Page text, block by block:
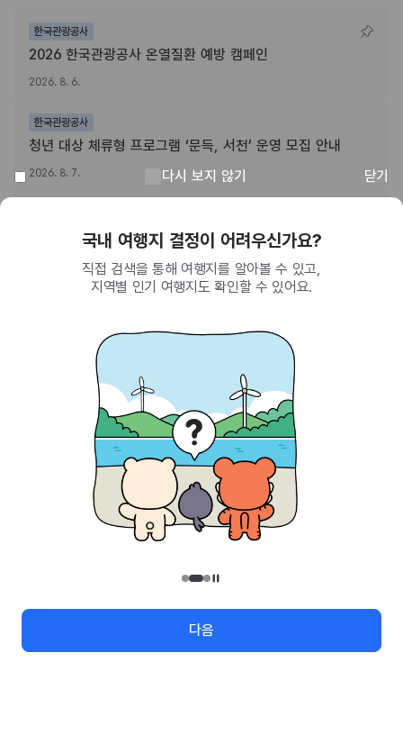
한국관광공사
2026 한국관광공사 온열질환 예방 캠페인
2026. 8. 6.
한국관광공사
청년 대상 체류형 프로그램 ‘문득, 서천’ 운영 모집 안내
2026. 8. 7. 다시 보지 않기 닫기
회원이 되면 받을 수 있는 혜택
SNS를 통한 간편 가입으로 한국관광공사에서
제공하는 다양한 혜택을 누려보세요.
대구석 회원이 되어볼래요!
지역번호
관광정보 수정/신규요청
유관기관
(26464) 강원특별자치도 원주시 세계로 10
대표전화 033-738-3000 (유료, 평일 09시~18시)
메뉴 검색 여행지도 로그인